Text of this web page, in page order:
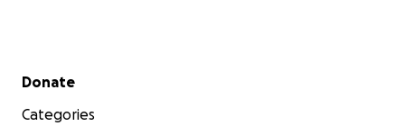
Secondary menu
Donate
Categories